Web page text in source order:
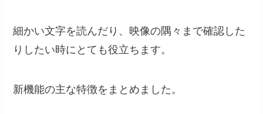
細かい文字を読んだり、映像の隅々まで確認した
りしたい時にとても役立ちます。
新機能の主な特徴をまとめました。